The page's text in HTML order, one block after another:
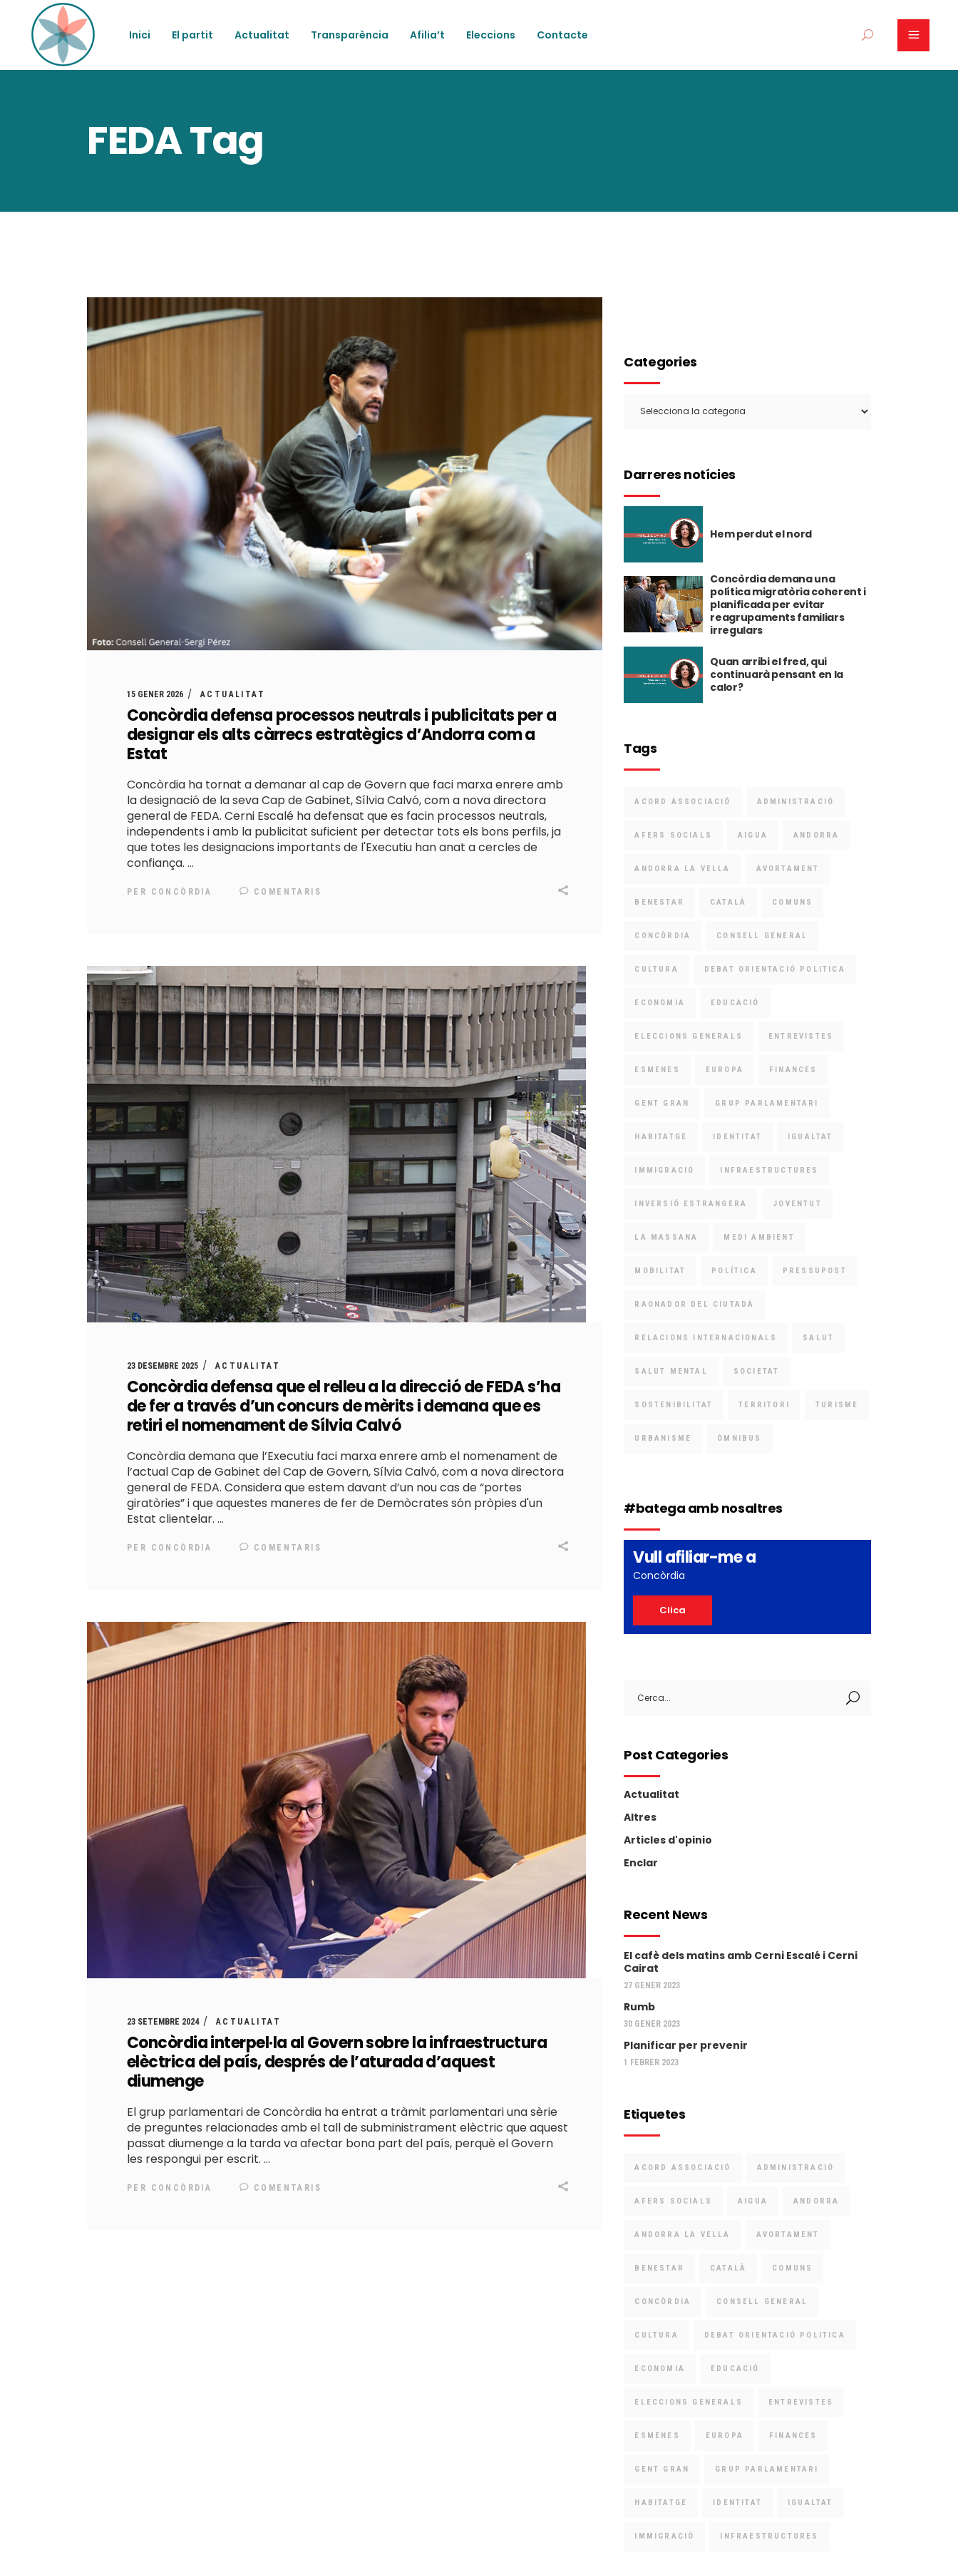
Inici El partit Actualitat Transparència Afilia’t Eleccions Contacte
FEDA Tag
15 GENER 2026 ACTUALITAT
Concòrdia defensa processos neutrals i publicitats per a
designar els alts càrrecs estratègics d’Andorra com a
Estat
Concòrdia ha tornat a demanar al cap de Govern que faci marxa enrere amb
la designació de la seva Cap de Gabinet, Sílvia Calvó, com a nova directora
general de FEDA. Cerni Escalé ha defensat que es facin processos neutrals,
independents i amb la publicitat suficient per detectar tots els bons perfils, ja
que totes les designacions importants de l'Executiu han anat a cercles de
confiança.
PER CONCÒRDIA COMENTARIS
23 DESEMBRE 2025 ACTUALITAT
Concòrdia defensa que el relleu a la direcció de FEDA s’ha
de fer a través d’un concurs de mèrits i demana que es
retiri el nomenament de Sílvia Calvó
Concòrdia demana que l’Executiu faci marxa enrere amb el nomenament de
l’actual Cap de Gabinet del Cap de Govern, Sílvia Calvó, com a nova directora
general de FEDA. Considera que estem davant d’un nou cas de “portes
giratòries” i que aquestes maneres de fer de Demòcrates són pròpies d'un
Estat clientelar.
PER CONCÒRDIA COMENTARIS
23 SETEMBRE 2024 ACTUALITAT
Concòrdia interpel·la al Govern sobre la infraestructura
elèctrica del país, després de l’aturada d’aquest
diumenge
El grup parlamentari de Concòrdia ha entrat a tràmit parlamentari una sèrie
de preguntes relacionades amb el tall de subministrament elèctric que aquest
passat diumenge a la tarda va afectar bona part del país, perquè el Govern
les respongui per escrit.
PER CONCÒRDIA COMENTARIS
Categories
Darreres notícies
Hem perdut el nord
Concòrdia demana una
política migratòria coherent i
planificada per evitar
reagrupaments familiars
irregulars
Quan arribi el fred, qui
continuarà pensant en la
calor?
Tags
ACORD ASSOCIACIÓ ADMINISTRACIÓ
AFERS SOCIALS AIGUA ANDORRA
ANDORRA LA VELLA AVORTAMENT
BENESTAR CATALÀ COMUNS
CONCÒRDIA CONSELL GENERAL
CULTURA DEBAT ORIENTACIÓ POLITICA
ECONOMIA EDUCACIÓ
ELECCIONS GENERALS ENTREVISTES
ESMENES EUROPA FINANCES
GENT GRAN GRUP PARLAMENTARI
HABITATGE IDENTITAT IGUALTAT
IMMIGRACIÓ INFRAESTRUCTURES
INVERSIÓ ESTRANGERA JOVENTUT
LA MASSANA MEDI AMBIENT
MOBILITAT POLÍTICA PRESSUPOST
RAONADOR DEL CIUTADÀ
RELACIONS INTERNACIONALS SALUT
SALUT MENTAL SOCIETAT
SOSTENIBILITAT TERRITORI TURISME
URBANISME ÒMNIBUS
#batega amb nosaltres
Vull afiliar-me a
Concòrdia
Clica
for:
Post Categories
Actualitat
Altres
Articles d'opinio
Enclar
Recent News
El cafè dels matins amb Cerni Escalé i Cerni
Cairat
27 GENER 2023
Rumb
30 GENER 2023
Planificar per prevenir
1 FEBRER 2023
Etiquetes
ACORD ASSOCIACIÓ ADMINISTRACIÓ
AFERS SOCIALS AIGUA ANDORRA
ANDORRA LA VELLA AVORTAMENT
BENESTAR CATALÀ COMUNS
CONCÒRDIA CONSELL GENERAL
CULTURA DEBAT ORIENTACIÓ POLITICA
ECONOMIA EDUCACIÓ
ELECCIONS GENERALS ENTREVISTES
ESMENES EUROPA FINANCES
GENT GRAN GRUP PARLAMENTARI
HABITATGE IDENTITAT IGUALTAT
IMMIGRACIÓ INFRAESTRUCTURES